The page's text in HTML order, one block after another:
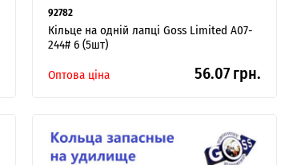
92782
Кільце на одній лапці Goss Limited A07-
244# 6 (5шт)
Оптова ціна
56.07 грн.